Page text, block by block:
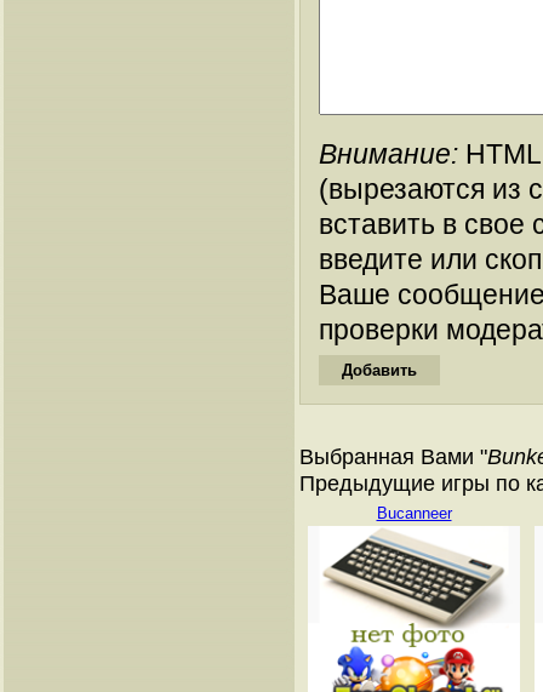
Внимание:
(вырезаются из
вставить в
введите или
Ваше
проверки
Выбранная Вами "
Предыдущие игры по
Bucanneer